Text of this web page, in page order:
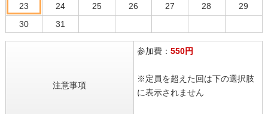
23
24 25 26 27 28
29
30
31
注意事項
参加費： 550円
※定員を超えた回は下の選択肢
に表示されません